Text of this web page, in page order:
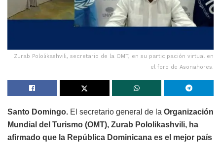
Zurab Pololikashvili, secretario de la OMT, en su participación virtual en
el foro de Asonahores.
Santo Domingo. El secretario general de la Organización
Mundial del Turismo (OMT), Zurab Pololikashvili, ha
afirmado que la República Dominicana es el mejor país